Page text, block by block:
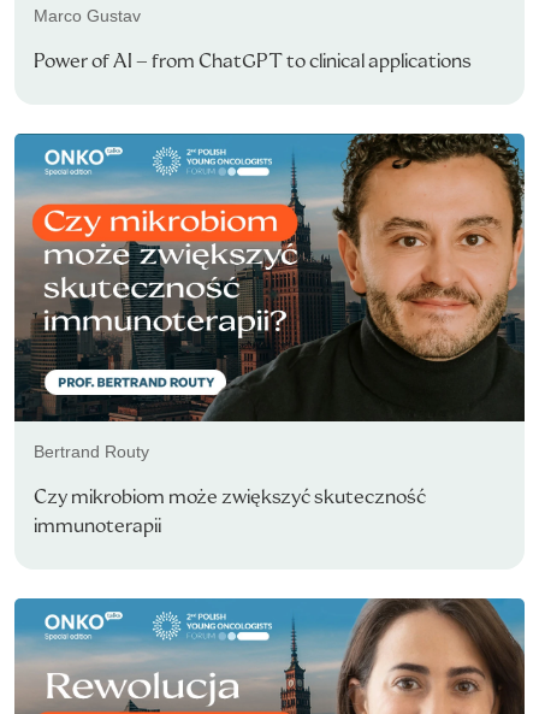
Marco Gustav
Power of AI – from ChatGPT to clinical applications
Bertrand Routy
Czy mikrobiom może zwiększyć skuteczność
immunoterapii